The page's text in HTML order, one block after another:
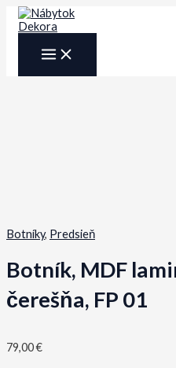
Preskočiť
MAIN
MENU
Botníky, Predsieň
Botník, MDF
čerešňa, FP 01
79,00€